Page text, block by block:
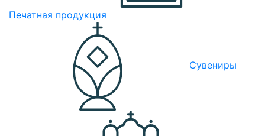
Печатная продукция
Сувениры